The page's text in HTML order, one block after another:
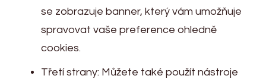
se zobrazuje banner, který vám umožňuje
spravovat vaše preference ohledně
cookies.
Třetí strany: Můžete také použít nástroje